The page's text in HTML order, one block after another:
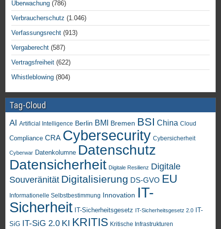
Überwachung (786)
Verbraucherschutz (1.046)
Verfassungsrecht (913)
Vergaberecht (587)
Vertragsfreiheit (622)
Whistleblowing (804)
Tag-Cloud
AI Artificial Intelligence Berlin BMI Bremen BSI China Cloud
Compliance CRA Cybersecurity Cybersicherheit
Cyberwar Datenkolumne Datenschutz
Datensicherheit Digitale Resilienz Digitale
Souveränität Digitalisierung DS-GVO EU
Informationelle Selbstbestimmung Innovation IT-
Sicherheit IT-Sicherheitsgesetz IT-Sicherheitsgesetz 2.0
IT-
SiG IT-SiG 2.0 KI KRITIS Kritische Infrastrukturen